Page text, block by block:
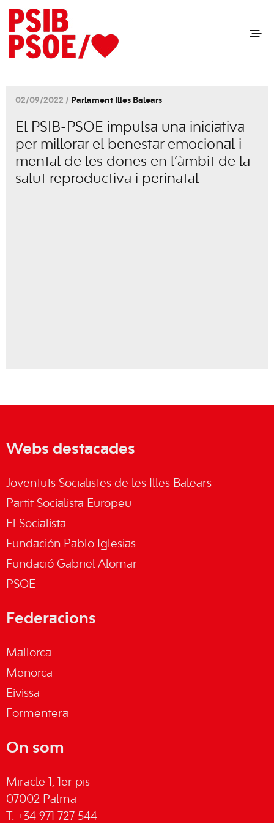
02/09/2022 / Parlament Illes Balears
El PSIB-PSOE impulsa una iniciativa
per millorar el benestar emocional i
mental de les dones en l’àmbit de la
salut reproductiva i perinatal
Webs destacades
Joventuts Socialistes de les Illes Balears
Partit Socialista Europeu
El Socialista
Fundación Pablo Iglesias
Fundació Gabriel Alomar
PSOE
Federacions
Mallorca
Menorca
Eivissa
Formentera
On som
Miracle 1, 1er pis
07002 Palma
T: +34 971 727 544